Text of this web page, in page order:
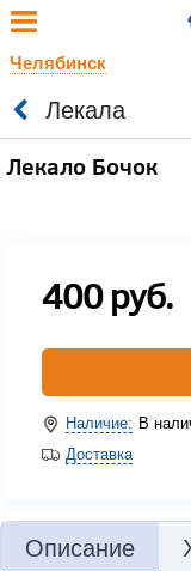
Челябинск
Лекала
Лекало Бочок
400руб.
Наличие: В
Доставка
Описание